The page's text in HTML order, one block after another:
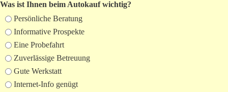
Was ist Ihnen beim Autokauf wichtig?
Auswahlmöglichkeiten
Persönliche Beratung
Informative Prospekte
Eine Probefahrt
Zuverlässige Betreuung
Gute Werkstatt
Internet-Info genügt